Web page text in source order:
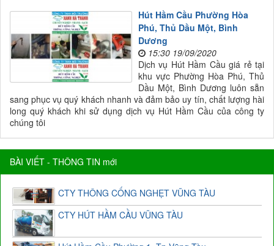
Hút Hầm Cầu Phường Hòa
Phú, Thủ Dầu Một, Bình
Dương
15:30 19/09/2020
Dịch vụ Hút Hầm Cầu giá rẻ tại
khu vực Phường Hòa Phú, Thủ
Dầu Một, Bình Dương luôn sẵn
sang phục vụ quý khách nhanh và đảm bảo uy tín, chất lượng hài
long quý khách khi sử dụng dịch vụ Hút Hầm Cầu của công ty
chúng tôi
BÀI VIẾT - THÔNG TIN mới
CTY THÔNG CỐNG NGHẸT VŨNG TÀU
CTY HÚT HẦM CẦU VŨNG TÀU